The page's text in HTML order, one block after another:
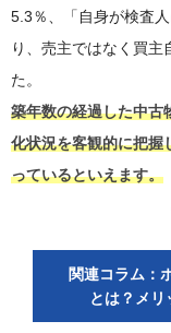
5.3％、「自身が検査
り、売主ではなく買主
た。
築年数の経過した中古
化状況を客観的に把握
っているといえます。
関連コラム：
とは？メ